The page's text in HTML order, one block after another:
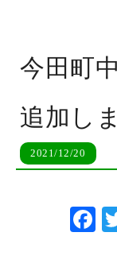
今田町
追加し
2021/12/20
Face